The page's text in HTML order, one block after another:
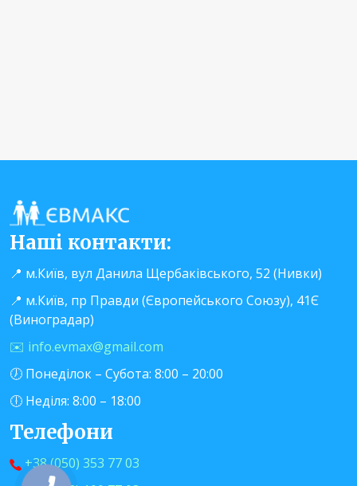
Наші контакти:
📍 м.Київ, вул Данила Щербаківського, 52 (Нивки)
📍 м.Київ, пр Правди (Європейського Союзу), 41Є
(Виноградар)
✉️ info.evmax@gmail.com
🕖 Понеділок – Субота: 8:00 – 20:00
🕕 Неділя: 8:00 – 18:00
Телефони
+38 (050) 353 77 03